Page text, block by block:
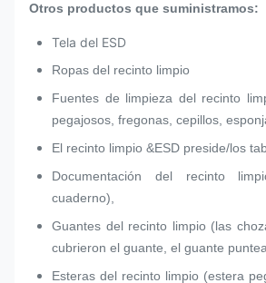
Otros productos que suministramos:
Tela del ESD
Ropas del recinto limpio
Fuentes de limpieza del recinto
pegajosos, fregonas, cepillos,
El recinto limpio &ESD preside/los
Documentación del recinto
cuaderno),
Guantes del recinto limpio (las
cubrieron el guante, el guante
Esteras del recinto limpio (estera